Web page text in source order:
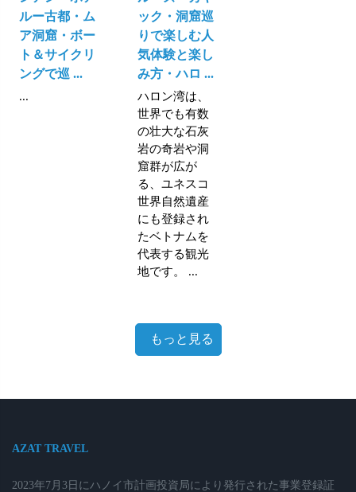
ルー古都・ム
ア洞窟・ボー
ト＆サイクリ
ングで巡 ...
...
ック・洞窟巡
りで楽しむ人
気体験と楽し
み方・ハロ ...
ハロン湾は、
世界でも有数
の壮大な石灰
岩の奇岩や洞
窟群が広が
る、ユネスコ
世界自然遺産
にも登録され
たベトナムを
代表する観光
地です。 ...
もっと見る
AZAT TRAVEL
2023年7月3日にハノイ市計画投資局により発行された事業登録証